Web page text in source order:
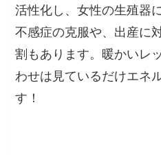
活性化し、女性の生殖器
不感症の克服や、出産に
割もあります。暖かいレ
わせは見ているだけエネ
す！